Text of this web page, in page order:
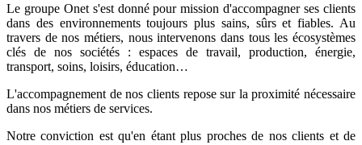
Le groupe Onet s'est donné pour mission d'accompagner ses clients
dans des environnements toujours plus sains, sûrs et fiables. Au
travers de nos métiers, nous intervenons dans tous les écosystèmes
clés de nos sociétés : espaces de travail, production, énergie,
transport, soins, loisirs, éducation…
L'accompagnement de nos clients repose sur la proximité nécessaire
dans nos métiers de services.
Notre conviction est qu'en étant plus proches de nos clients et de